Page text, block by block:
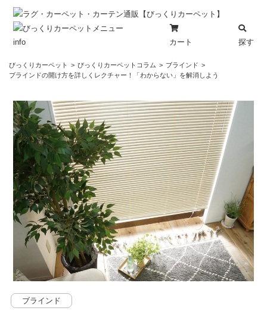
info カート 探す
びっくりカーペット びっくりカーペットコラム
ブラインド
ブラインドの開け方を詳しくレクチャー！「わからない」を解消しよう
ブラインド